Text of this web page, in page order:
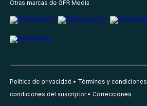
Otras marcas de GFR Media
Política de privacidad Términos y condiciones
condiciones del suscriptor
Correcciones